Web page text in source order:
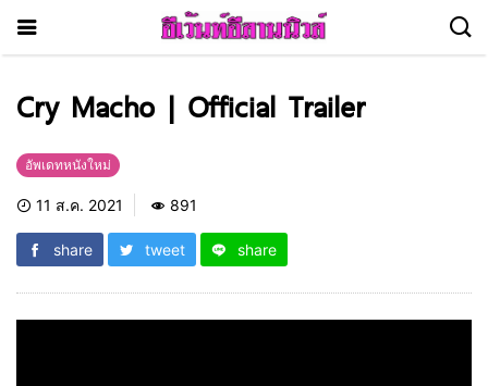
Cry Macho | Official Trailer
อัพเดทหนังใหม่
11 ส.ค. 2021 891
share tweet share